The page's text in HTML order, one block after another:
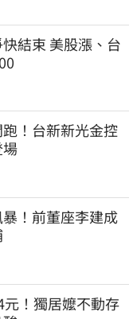
結束 美股漲、台
！台新新光金控
！前董座李建成
元！獨居嬤不動存